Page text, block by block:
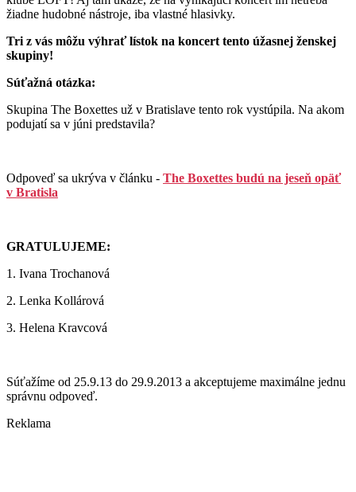
žiadne hudobné nástroje, iba vlastné hlasivky.
Tri z vás môžu výhrať lístok na koncert tento úžasnej ženskej
skupiny!
Súťažná otázka:
Skupina The Boxettes už v Bratislave tento rok vystúpila. Na akom
podujatí sa v júni predstavila?
Odpoveď sa ukrýva v článku - The Boxettes budú na jeseň opäť
v Bratisla
GRATULUJEME:
1. Ivana Trochanová
2. Lenka Kollárová
3. Helena Kravcová
Súťažíme od 25.9.13 do 29.9.2013 a akceptujeme maximálne jednu
správnu odpoveď.
Reklama